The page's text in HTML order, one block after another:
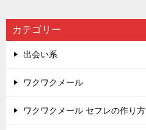
カテゴリー
出会い系
ワクワクメール
ワクワクメール セフレの作り方